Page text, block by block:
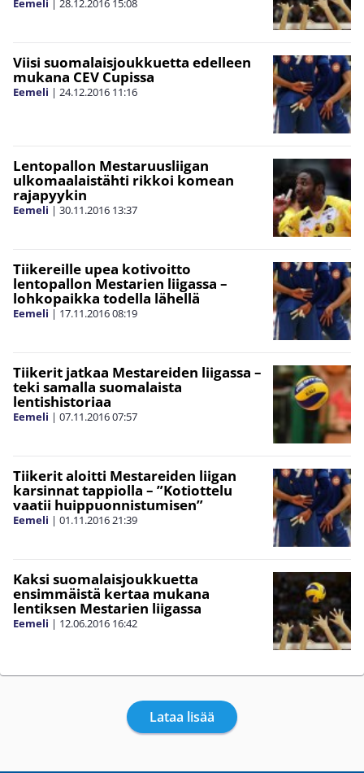
Eemeli | 28.12.2016 15:08
Viisi suomalaisjoukkuetta edelleen
mukana CEV Cupissa
Eemeli | 24.12.2016 11:16
Lentopallon Mestaruusliigan
ulkomaalaistähti rikkoi komean
rajapyykin
Eemeli | 30.11.2016 13:37
Tiikereille upea kotivoitto
lentopallon Mestarien liigassa –
lohkopaikka todella lähellä
Eemeli | 17.11.201608:19
Tiikerit jatkaa Mestareiden liigassa –
teki samalla suomalaista
lentishistoriaa
Eemeli | 07.11.201607:57
Tiikerit aloitti Mestareiden liigan
karsinnat tappiolla – ”Kotiottelu
vaatii huippuonnistumisen”
Eemeli | 01.11.201621:39
Kaksi suomalaisjoukkuetta
ensimmäistä kertaa mukana
lentiksen Mestarien liigassa
Eemeli | 12.06.2016 16:42
Lataa lisää